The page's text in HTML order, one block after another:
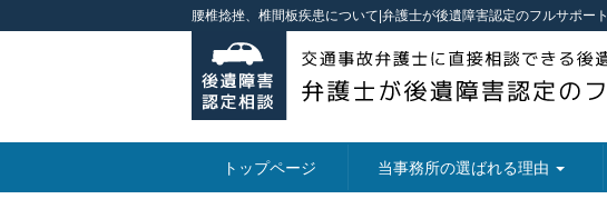
腰椎捻挫、椎間板疾患について|弁護士が後遺障害認定のフルサポート
トップページ 当事務所の選ばれる理由